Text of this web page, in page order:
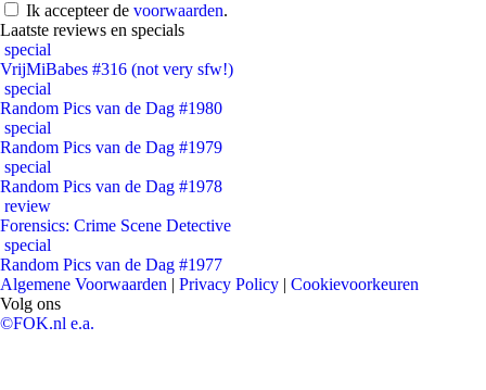
Ik accepteer de voorwaarden.
Laatste reviews en specials
special
VrijMiBabes #316 (not very sfw!)
special
Random Pics van de Dag #1980
special
Random Pics van de Dag #1979
special
Random Pics van de Dag #1978
review
Forensics: Crime Scene Detective
special
Random Pics van de Dag #1977
Algemene Voorwaarden | Privacy Policy | Cookievoorkeuren
Volg ons
©FOK.nl e.a.